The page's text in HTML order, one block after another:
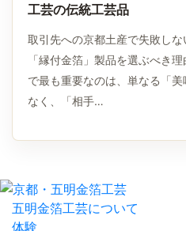
工芸の伝統工芸品
取引先への京都土産で失敗し
「縁付金箔」製品を選ぶべき
で最も重要なのは、単なる「
なく、「相手…
五明金箔工芸について
体験